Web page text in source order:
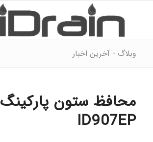
وبلاگ - آخرین اخبار
محافظ ستون پارکینگ
ID907EP